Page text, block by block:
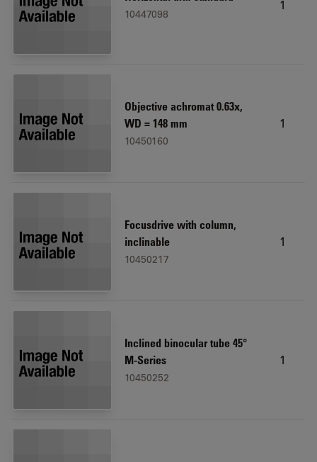
10447098
1
Objective achromat 0.63x,
WD = 148 mm
10450160
1
Focusdrive with column,
inclinable
10450217
1
Inclined binocular tube 45°
M-Series
10450252
1